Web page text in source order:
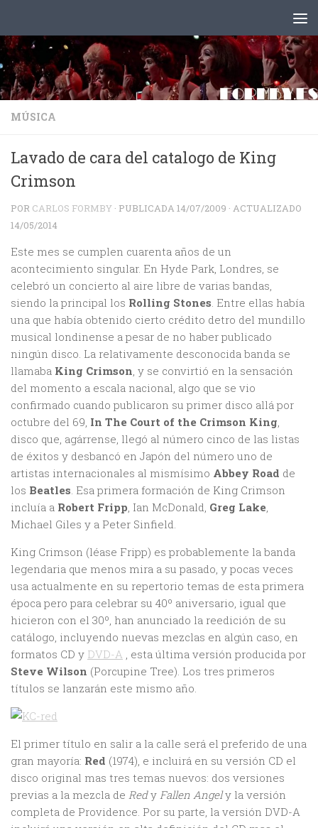
MÚSICA
Lavado de cara del catalogo de King
Crimson
POR CARLOS FORMBY · PUBLICADA 14/07/2009 · ACTUALIZADO
14/05/2014
Este mes se cumplen cuarenta años de un
acontecimiento singular. En Hyde Park, Londres, se
celebró un concierto al aire libre de varias bandas,
siendo la principal los Rolling Stones. Entre ellas había
una que había obtenido cierto crédito detro del mundillo
musical londinense a pesar de no haber publicado
ningún disco. La relativamente desconocida banda se
llamaba King Crimson, y se convirtió en la sensación
del momento a escala nacional, algo que se vio
confirmado cuando publicaron su primer disco allá por
octubre del 69, In The Court of the Crimson King,
disco que, agárrense, llegó al número cinco de las listas
de éxitos y desbancó en Japón del número uno de
artistas internacionales al mismísimo Abbey Road de
los Beatles. Esa primera formación de King Crimson
incluía a Robert Fripp, Ian McDonald, Greg Lake,
Michael Giles y a Peter Sinfield.
King Crimson (léase Fripp) es probablemente la banda
legendaria que menos mira a su pasado, y pocas veces
usa actualmente en su repertorio temas de esta primera
época pero para celebrar su 40º aniversario, igual que
hicieron con el 30º, han anunciado la reedición de su
catálogo, incluyendo nuevas mezclas en algún caso, en
formatos CD y DVD-A , esta última versión producida por
Steve Wilson (Porcupine Tree). Los tres primeros
títulos se lanzarán este mismo año.
El primer título en salir a la calle será el preferido de una
gran mayoría: Red (1974), e incluirá en su versión CD el
disco original mas tres temas nuevos: dos versiones
previas a la mezcla de Redy Fallen Angely la versión
completa de Providence. Por su parte, la versión DVD-A